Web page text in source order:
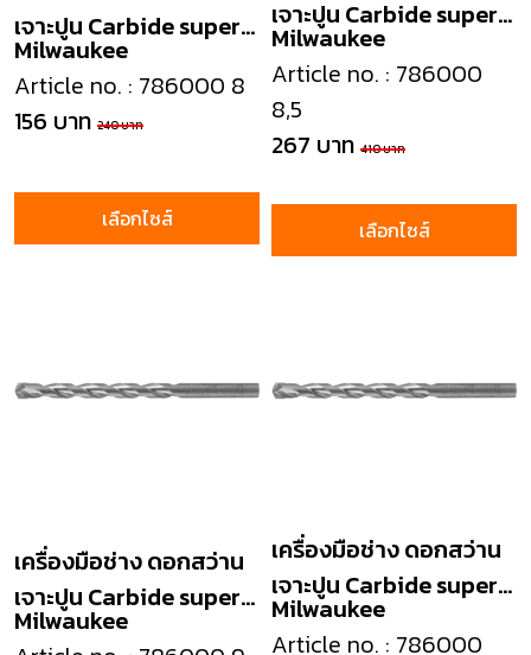
Milwaukee
เจาะปูน Carbide super
masonry drill
Article no. : 786000 8
156 บาท 240 บาท
เลือกไซส์
Milwaukee
เจาะปูน Carbide super
masonry drill
Article no. : 786000
8,5
267 บาท 410 บาท
เลือกไซส์
Milwaukee
เครื่องมือช่าง ดอกสว่าน
เจาะปูน Carbide super
masonry drill
Milwaukee
เครื่องมือช่าง ดอกสว่าน
เจาะปูน Carbide super
masonry drill
Article no. : 786000